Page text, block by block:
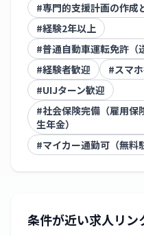
#専門的支援計画の作成
#経験2年以上
#普通自動車運転免許（
#経験者歓迎 #スマ
#UIJターン歓迎
#社会保険完備（雇用保
生年金）
#マイカー通勤可（無料
条件が近い求人リン